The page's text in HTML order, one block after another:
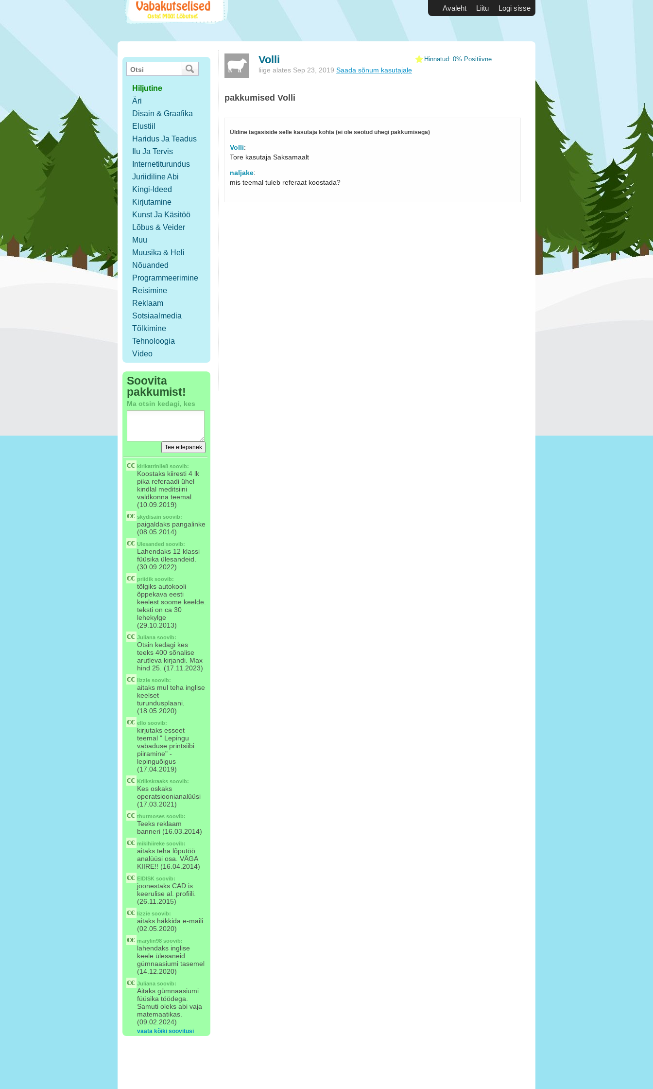
Avaleht Liitu Logi sisse
Hiljutine
Äri
Disain & Graafika
Elustiil
Haridus Ja Teadus
Ilu Ja Tervis
Internetiturundus
Juriidiline Abi
Kingi-Ideed
Kirjutamine
Kunst Ja Käsitöö
Lõbus & Veider
Muu
Muusika & Heli
Nõuanded
Programmeerimine
Reisimine
Reklaam
Sotsiaalmedia
Tõlkimine
Tehnoloogia
Video
Soovita
pakkumist!
Ma otsin kedagi, kes
kirikatrinile8 soovib:
Koostaks kiiresti 4 lk
pika referaadi ühel
kindlal meditsiini
valdkonna teemal.
(10.09.2019)
skydisain soovib:
paigaldaks pangalinke
(08.05.2014)
Ulesanded soovib:
Lahendaks 12 klassi
füüsika ülesandeid.
(30.09.2022)
priidik soovib:
tõlgiks autokooli
õppekava eesti
keelest soome keelde.
teksti on ca 30
lehekylge
(29.10.2013)
Juliana soovib:
Otsin kedagi kes
teeks 400 sõnalise
arutleva kirjandi. Max
hind 25. (17.11.2023)
lizzie soovib:
aitaks mul teha inglise
keelset
turundusplaani.
(18.05.2020)
ello soovib:
kirjutaks esseet
teemal " Lepingu
vabaduse printsiibi
piiramine" -
lepinguõigus
(17.04.2019)
Kriikskraaks soovib:
Kes oskaks
operatsioonianalüüsi
(17.03.2021)
thutmoses soovib:
Teeks reklaam
banneri (16.03.2014)
mikihiireke soovib:
aitaks teha lõputöö
analüüsi osa. VÄGA
KIIRE!! (16.04.2014)
EIDISK soovib:
joonestaks CAD is
keerulise al. profiili.
(26.11.2015)
lizzie soovib:
aitaks häkkida e-maili.
(02.05.2020)
marylin98 soovib:
lahendaks inglise
keele ülesaneid
gümnaasiumi tasemel
(14.12.2020)
Juliana soovib:
Aitaks gümnaasiumi
füüsika töödega.
Samuti oleks abi vaja
matemaatikas.
(09.02.2024)
vaata kõiki soovitusi
Volli Hinnatud: 0% Positiivne
liige alates Sep 23, 2019 Saada sõnum kasutajale
pakkumised Volli
Üldine tagasiside selle kasutaja kohta (ei ole seotud ühegi pakkumisega)
Volli:
Tore kasutaja Saksamaalt
naljake:
mis teemal tuleb referaat koostada?